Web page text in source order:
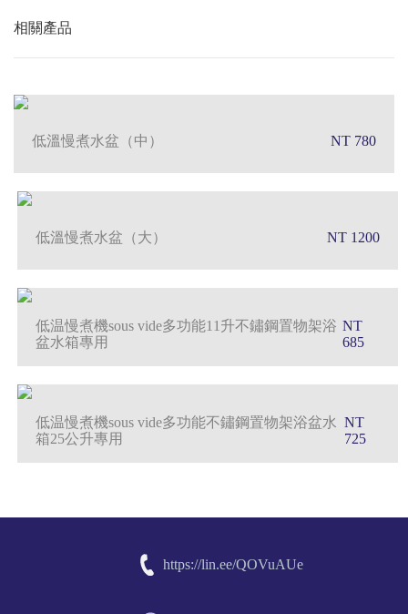
相關產品
低溫慢煮水盆（中） NT 780
低溫慢煮水盆（大） NT 1200
低温慢煮機sous vide多功能11升不鏽鋼置物架浴
盆水箱專用
NT
685
低温慢煮機sous vide多功能不鏽鋼置物架浴盆水
箱25公升專用
NT
725
https://lin.ee/QOVuAUe